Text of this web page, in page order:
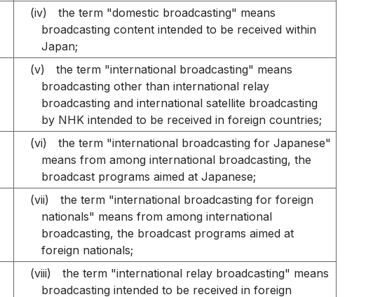
(iv)
the term "domestic broadcasting" means
broadcasting content intended to be received within
Japan;
(v)
the term "international broadcasting" means
broadcasting other than international relay
broadcasting and international satellite broadcasting
by NHK intended to be received in foreign countries;
(vi)
the term "international broadcasting for Japanese"
means from among international broadcasting, the
broadcast programs aimed at Japanese;
(vii)
the term "international broadcasting for foreign
nationals" means from among international
broadcasting, the broadcast programs aimed at
foreign nationals;
(viii)
the term "international relay broadcasting" means
broadcasting intended to be received in foreign